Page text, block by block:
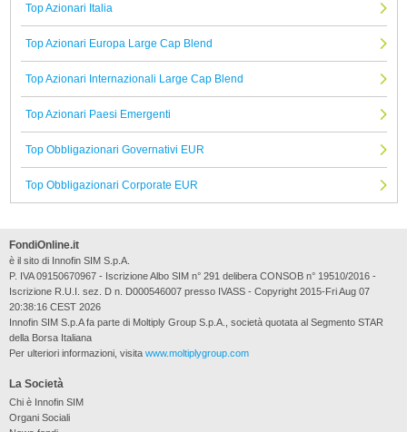
Top Azionari Italia
Top Azionari Europa Large Cap Blend
Top Azionari Internazionali Large Cap Blend
Top Azionari Paesi Emergenti
Top Obbligazionari Governativi EUR
Top Obbligazionari Corporate EUR
La Società
Chi è Innofin SIM
Organi Sociali
FondiOnline.it
è il sito di Innofin SIM S.p.A.
P. IVA 09150670967 - Iscrizione Albo SIM n° 291 delibera CONSOB n° 19510/2016 -
Iscrizione R.U.I. sez. D n. D000546007 presso IVASS - Copyright 2015-Fri Aug 07
20:38:16 CEST 2026
Innofin SIM S.p.A fa parte di Moltiply Group S.p.A., società quotata al Segmento STAR
della Borsa Italiana
Per ulteriori informazioni, visita www.moltiplygroup.com